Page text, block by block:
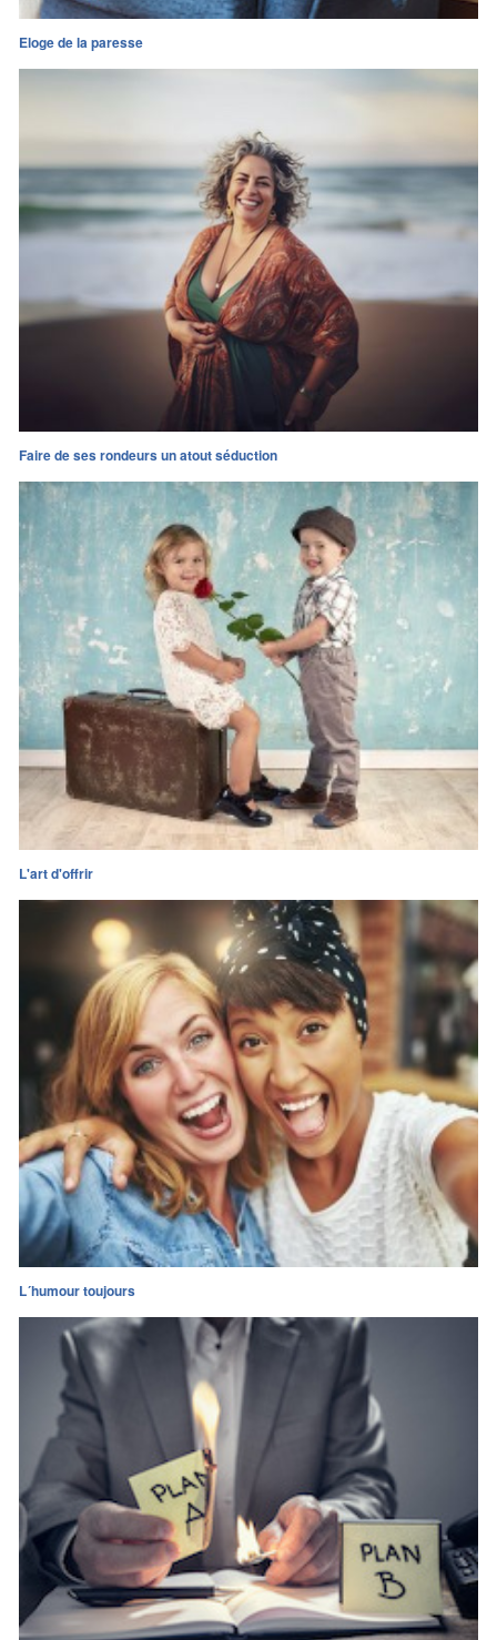
Eloge de la paresse
Faire de ses rondeurs un atout séduction
L'art d'offrir
L´humour toujours